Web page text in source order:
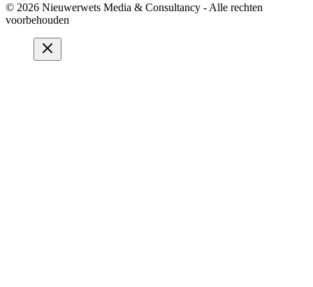
© 2026 Nieuwerwets Media & Consultancy - Alle rechten
voorbehouden